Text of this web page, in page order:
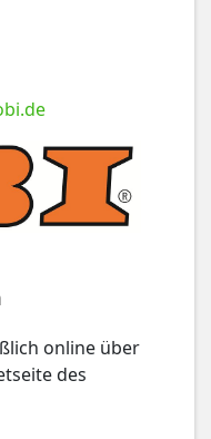
online über
des